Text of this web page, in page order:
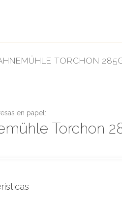
TORCHON
en papel:
Torchon